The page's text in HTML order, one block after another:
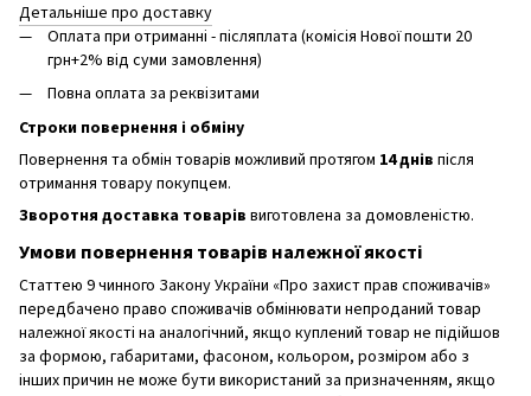
Детальніше про доставку
Оплата при отриманні - післяплата (комісія Нової пошти 20
грн+2% від суми замовлення)
Повна оплата за реквізитами
Строки повернення і обміну
Повернення та обмін товарів можливий протягом 14 днів після
отримання товару покупцем.
Зворотня доставка товарів виготовлена ​​за домовленістю.
Умови повернення товарів належної якості
Статтею 9 чинного Закону України «Про захист прав споживачів»
передбачено право споживачів обмінювати непроданий товар
належної якості на аналогічний, якщо куплений товар не підійшов
за формою, габаритами, фасоном, кольором, розміром або з
інших причин не може бути використаний за призначенням, якщо